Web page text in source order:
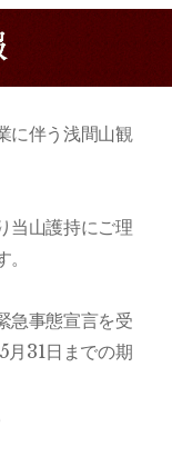
に伴う浅間山観
当山護持にご理
急事態宣言を受
月31日までの期